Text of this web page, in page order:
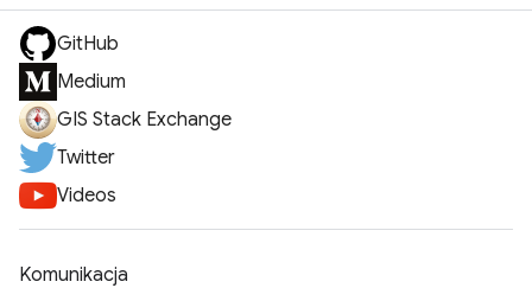
GitHub
Medium
GIS Stack Exchange
Twitter
Videos
Komunikacja